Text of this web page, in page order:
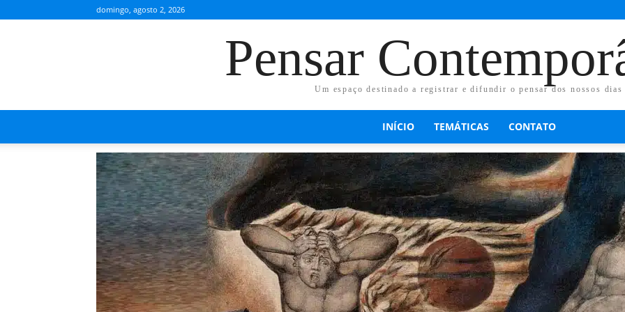
domingo, agosto 2, 2026
Pensar
Um espaço destinado a registrar e difundir o pensar dos nossos dias
INÍCIO TEMÁTICAS CONTATO